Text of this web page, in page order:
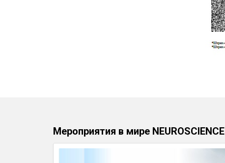
Мероприятия в мире NEUROSCIENCE